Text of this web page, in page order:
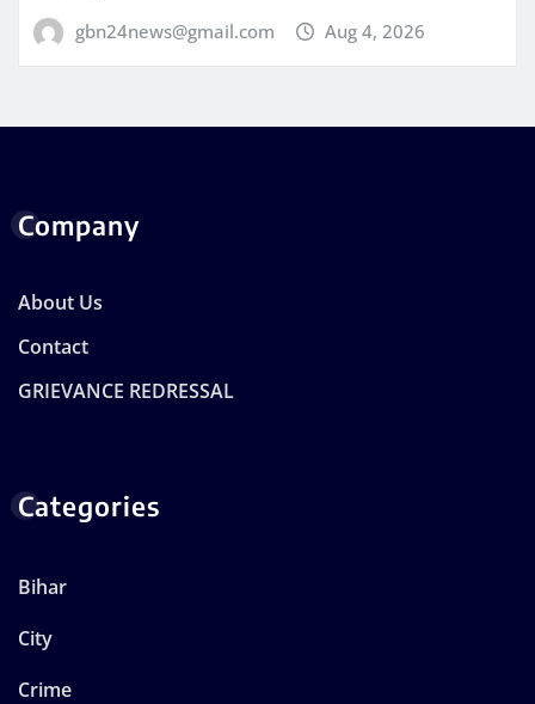
gbn24news@gmail.com Aug 4, 2026
Company
About Us
Contact
GRIEVANCE REDRESSAL
Categories
Bihar
City
Crime